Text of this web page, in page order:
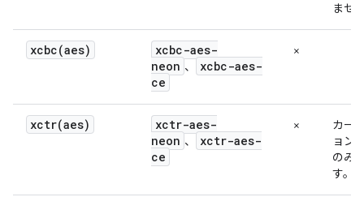
ませ
xcbc(aes)
xcbc-aes-
neon 、
xcbc-aes-
ce
×
xctr(aes)
xctr-aes-
neon 、
xctr-aes-
ce
×
カー
ョン
のみ
す。